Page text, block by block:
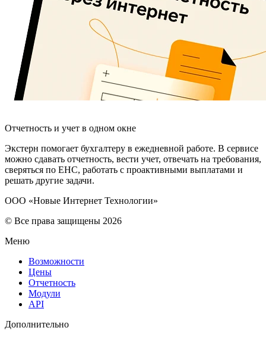
Отчетность и учет в одном окне
Экстерн помогает бухгалтеру в ежедневной работе. В сервисе
можно сдавать отчетность, вести учет, отвечать на требования,
сверяться по ЕНС, работать с проактивными выплатами и
решать другие задачи.
ООО «Новые Интернет Технологии»
© Все права защищены 2026
Меню
Возможности
Цены
Отчетность
Модули
API
Дополнительно